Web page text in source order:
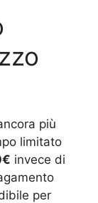
più
limitato
invece di
per